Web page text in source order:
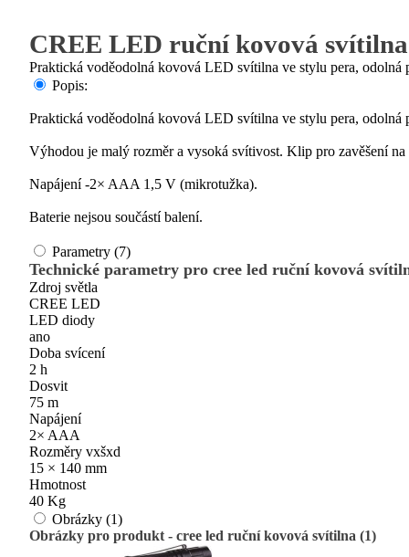
CREE LED ruční kovová
Praktická voděodolná kovová LED svítilna ve stylu pera, odolná
Popis:
Praktická voděodolná kovová LED svítilna ve stylu pera, odolná
Výhodou je malý rozměr a vysoká svítivost. Klip pro zavěšení na
Napájení -2× AAA 1,5 V (mikrotužka).
Baterie nejsou součástí balení.
Parametry (7)
Technické parametry pro cree led ruční kovová
Zdroj světla
CREE LED
LED diody
ano
Doba svícení
2 h
Dosvit
75 m
Napájení
2× AAA
Rozměry vxšxd
15 × 140 mm
Hmotnost
40 Kg
Obrázky (1)
Obrázky pro produkt - cree led ruční kovová svítilna (1)